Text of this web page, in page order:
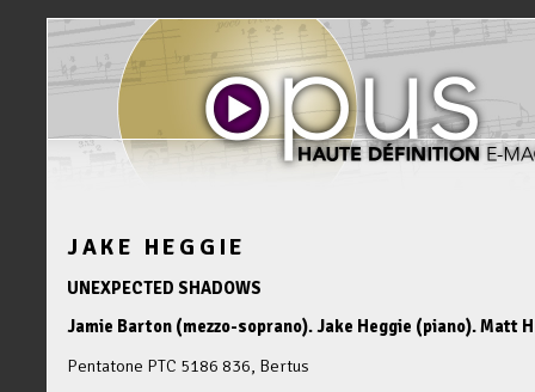
JAKE HEGGIE
UNEXPECTED SHADOWS
Jamie Barton (mezzo-soprano). Jake Heggie (piano). Matt
Pentatone PTC 5186 836, Bertus